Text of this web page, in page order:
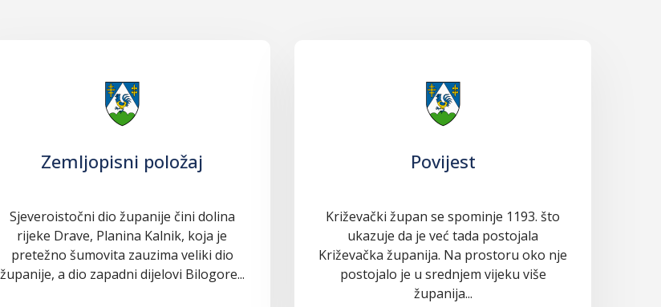
Zemljopisni položaj
Sjeveroistočni dio županije čini dolina
rijeke Drave, Planina Kalnik, koja je
pretežno šumovita zauzima veliki dio
županije, a dio zapadni dijelovi Bilogore...
Povijest
Križevački župan se spominje 1193. što
ukazuje da je već tada postojala
Križevačka županija. Na prostoru oko nje
postojalo je u srednjem vijeku više
županija...